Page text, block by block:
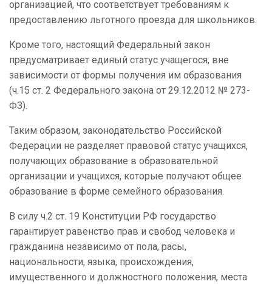
организацией, что соответствует требованиям к
предоставлению льготного проезда для школьников.
Кроме того, настоящий Федеральный закон
предусматривает единый статус учащегося, вне
зависимости от формы получения им образования
(ч.15 ст. 2 Федерального закона от 29.12.2012 № 273-
ФЗ).
Таким образом, законодательство Российской
Федерации не разделяет правовой статус учащихся,
получающих образование в образовательной
организации и учащихся, которые получают общее
образование в форме семейного образования.
В силу ч.2 ст. 19 Конституции РФ государство
гарантирует равенство прав и свобод человека и
гражданина независимо от пола, расы,
национальности, языка, происхождения,
имущественного и должностного положения, места